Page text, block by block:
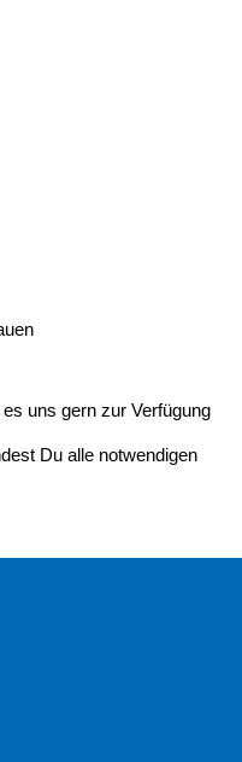
uns gern zur Verfügung
Du alle notwendigen